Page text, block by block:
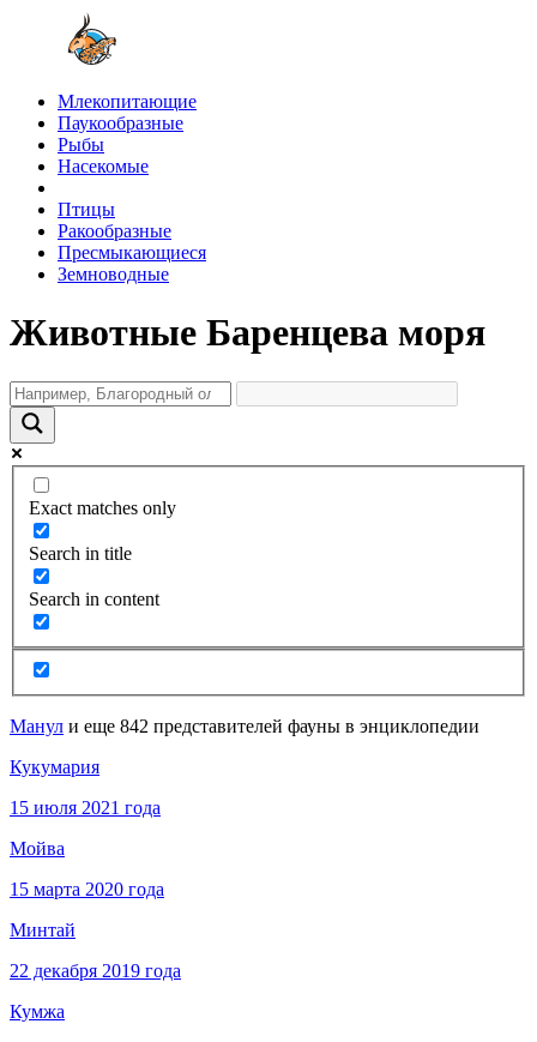
Млекопитающие
Паукообразные
Рыбы
Насекомые
Птицы
Ракообразные
Пресмыкающиеся
Земноводные
Животные Баренцева моря
Exact matches only
Search in title
Search in content
Манул и еще 842 представителей фауны в энциклопедии
Кукумария
15 июля 2021 года
Мойва
15 марта 2020 года
Минтай
22 декабря 2019 года
Кумжа